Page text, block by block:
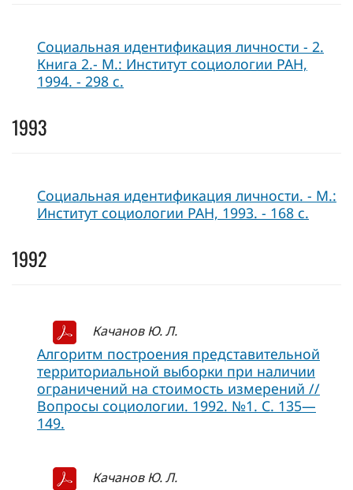
Социальная идентификация личности - 2.
Книга 2.- М.: Институт социологии РАН,
1994. - 298 с.
1993
Социальная идентификация личности. - М.:
Институт социологии РАН, 1993. - 168 с.
1992
Качанов Ю. Л.
Алгоритм построения представительной
территориальной выборки при наличии
ограничений на стоимость измерений //
Вопросы социологии. 1992. №1. С. 135—
149.
Качанов Ю. Л.